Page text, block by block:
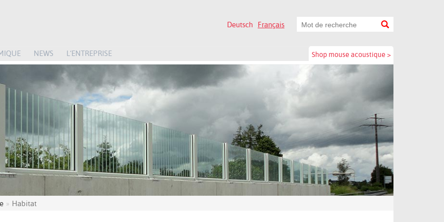
Deutsch Français
Shop mouse acoustique >
NEWS L‘ENTREPRISE
Habitat